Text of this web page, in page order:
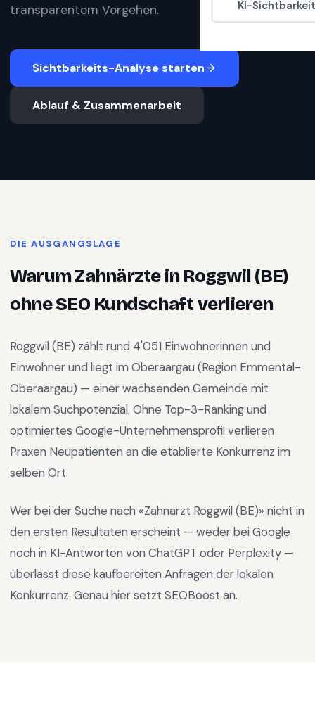
KI-
transparentem Vorgehen.
Sichtbarkeits-Analyse starten
Ablauf & Zusammenarbeit
DIE AUSGANGSLAGE
WarumZahnärzteinRoggwil (BE)
ohne SEO Kundschaft verlieren
Roggwil (BE) zählt rund 4'051 Einwohnerinnen und
Einwohner und liegt im Oberaargau (Region Emmental-
Oberaargau) — einer wachsenden Gemeinde mit
lokalem Suchpotenzial. Ohne Top-3-Ranking und
optimiertes Google-Unternehmensprofil verlieren
Praxen Neupatienten an die etablierte Konkurrenz im
selben Ort.
Wer bei der Suche nach «Zahnarzt Roggwil (BE)» nicht in
den ersten Resultaten erscheint — weder bei Google
noch in KI-Antworten von ChatGPT oder Perplexity —
überlässt diese kaufbereiten Anfragen der lokalen
Konkurrenz. Genau hier setzt SEOBoost an.